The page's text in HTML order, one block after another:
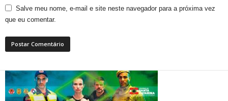
Salve meu nome, e-mail e site neste navegador para a próxima vez
que eu comentar.